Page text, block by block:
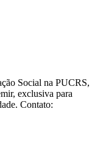
Social na PUCRS,
exclusiva para
Contato: